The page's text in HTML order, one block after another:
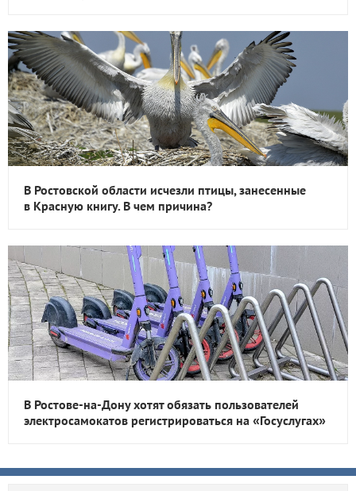
В Ростовской области исчезли птицы, занесенные
в Красную книгу. В чем причина?
В Ростове-на-Дону хотят обязать пользователей
электросамокатов регистрироваться на «Госуслугах»